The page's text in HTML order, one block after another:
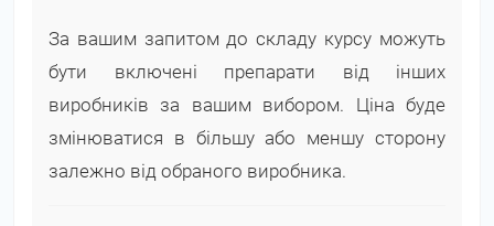
За вашим запитом до складу курсу можуть
бути включені препарати від інших
виробників за вашим вибором. Ціна буде
змінюватися в більшу або меншу сторону
залежно від обраного виробника.